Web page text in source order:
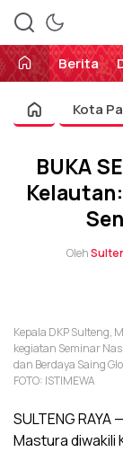
Berita
Kota
BUKA
Oleh
Kepala DKP Sulteng,
kegiatan Seminar
dan Berdaya Saing
FOTO: ISTIMEWA
SULTENG
Mastura diwakili